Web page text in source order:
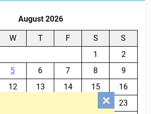
August 2026
W T F S
S
1
2
5 6 7 8
9
12 13 14 15
16
23